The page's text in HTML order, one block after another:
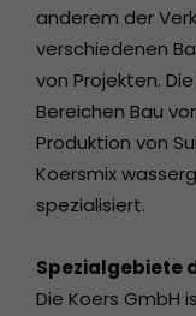
anderem der
verschiedenen
von Projekten.
Bereichen Bau
Produktion von
Koersmix
spezialisiert.
Spezialgebiete
Die Koers GmbH